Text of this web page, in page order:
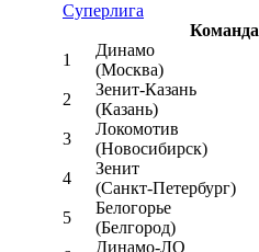
Суперлига
Команда
1
Динамо
(Москва)
2
Зенит-Казань
(Казань)
3
Локомотив
(Новосибирск)
4
Зенит
(Санкт-Петербург)
5
Белогорье
(Белгород)
Динамо-ЛО